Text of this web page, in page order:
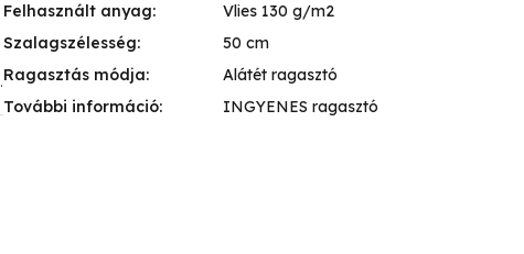
.
Felhasznált anyag:
Vlies 130 g/m2
Szalagszélesség:
50 cm
Ragasztás módja:
Alátét ragasztó
További információ: INGYENES ragasztó